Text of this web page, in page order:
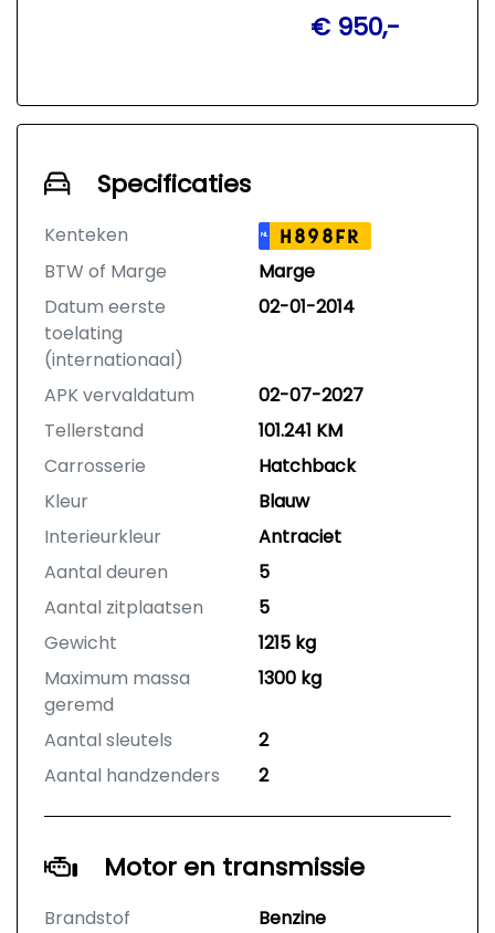
€ 950,-
Specificaties
Kenteken NL H898FR
BTW of Marge
Marge
Datum eerste
toelating
(internationaal)
02-01-2014
APK vervaldatum
02-07-2027
Tellerstand
101.241 KM
Carrosserie
Hatchback
Kleur
Blauw
Interieurkleur
Antraciet
Aantal deuren
5
Aantal zitplaatsen
5
Gewicht
1215 kg
Maximum massa
geremd
1300 kg
Aantal sleutels
2
Aantal handzenders
2
Motor en transmissie
Brandstof
Benzine